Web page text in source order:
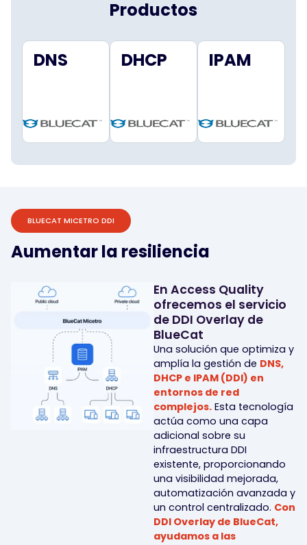
Productos
DNS DHCP IPAM
BLUECAT MICETRO DDI
Aumentar la resiliencia
En Access Quality
ofrecemos el servicio
de DDI Overlay de
BlueCat
Una solución que optimiza y
amplía la gestión de DNS,
DHCP e IPAM (DDI) en
entornos de red
complejos. Esta tecnología
actúa como una capa
adicional sobre su
infraestructura DDI
existente, proporcionando
una visibilidad mejorada,
automatización avanzada y
un control centralizado. Con
DDI Overlay de BlueCat,
ayudamos a las